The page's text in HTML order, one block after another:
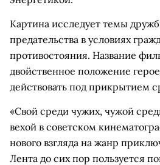
Картина исследует темы
предательства в условиях
противостояния. Название
двойственное положение
действовать под прикрытием
«Свой среди чужих, чужой
вехой в советском
нового взгляда на жанр
Лента до сих пор пользуется